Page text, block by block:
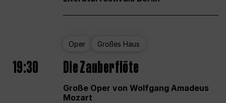
Oper Großes Haus
19:30 Die Zauberflöte
Große Oper von Wolfgang Amadeus
Mozart